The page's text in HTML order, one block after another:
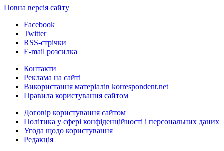
Повна версія сайту
Facebook
Twitter
RSS-стрічки
E-mail розсилка
Контакти
Реклама на сайті
Використання матеріалів korrespondent.net
Правила користування сайтом
Договір користування сайтом
Політика у сфері конфіденційності і персональних даних
Угода щодо користування
Редакція